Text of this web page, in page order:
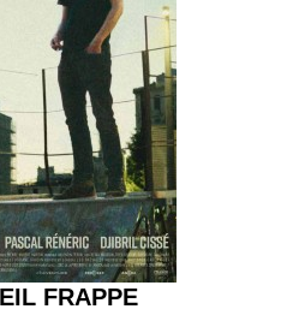
FRAPPE